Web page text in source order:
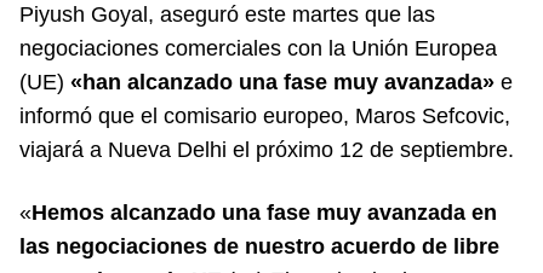
Piyush Goyal, aseguró este martes que las
negociaciones comerciales con la Unión Europea
(UE) «han alcanzado una fase muy avanzada» e
informó que el comisario europeo, Maros Sefcovic,
viajará a Nueva Delhi el próximo 12 de septiembre.
«Hemos alcanzado una fase muy avanzada en
las negociaciones de nuestro acuerdo de libre